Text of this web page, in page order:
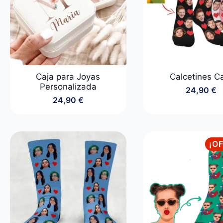
Caja para Joyas
Personalizada
24,90 €
Calcetines
24,90€